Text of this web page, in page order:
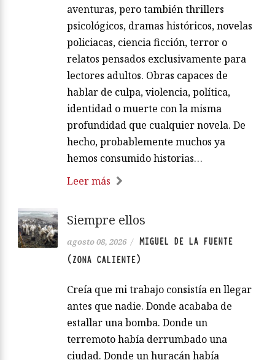
aventuras, pero también thrillers
psicológicos, dramas históricos, novelas
policiacas, ciencia ficción, terror o
relatos pensados exclusivamente para
lectores adultos. Obras capaces de
hablar de culpa, violencia, política,
identidad o muerte con la misma
profundidad que cualquier novela. De
hecho, probablemente muchos ya
hemos consumido historias…
Leer más
Siempre ellos
agosto 08, 2026 / MIGUEL DE LA FUENTE
(ZONA CALIENTE)
Creía que mi trabajo consistía en llegar
antes que nadie. Donde acababa de
estallar una bomba. Donde un
terremoto había derrumbado una
ciudad. Donde un huracán había